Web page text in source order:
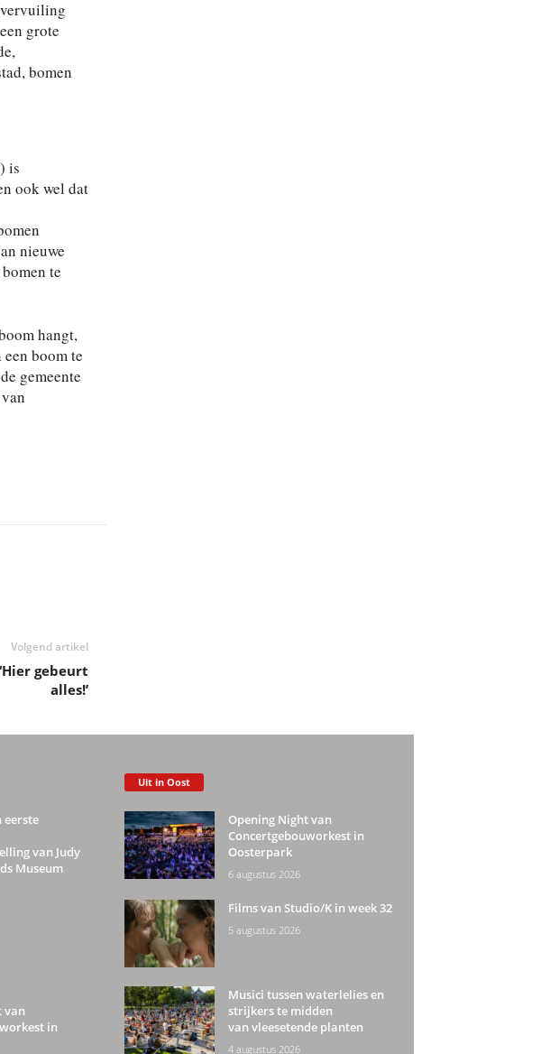
grote
bomen
is
ook wel dat
nieuwe
te
hangt,
boom te
gemeente
Volgend artikel
gebeurt
alles!’
eerste
van Judy
Museum
van
in
Uit in Oost
Opening Night van
Concertgebouworkest in
Oosterpark
6 augustus 2026
Films van Studio/K in week 32
5 augustus 2026
Musici tussen waterlelies en
strijkers te midden
van vleesetende planten
4 augustus 2026